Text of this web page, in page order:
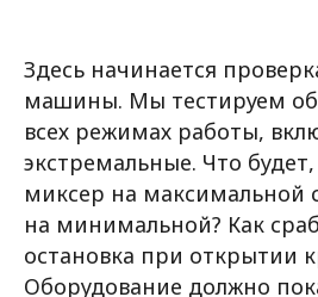
Здесь начинается
машины. Мы тестируем
всех режимах работы,
экстремальные. Что
миксер на максимальной
на минимальной? Как
остановка при открытии
Оборудование должно